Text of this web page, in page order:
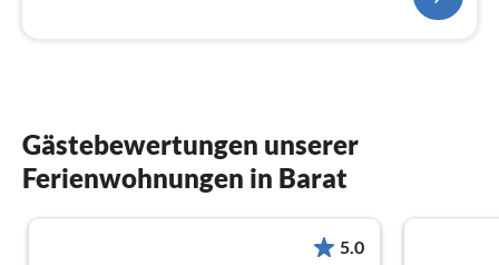
Gästebewertungen unserer
Ferienwohnungen in Barat
5.0